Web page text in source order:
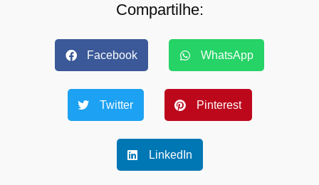
Compartilhe:
Facebook WhatsApp
Twitter Pinterest
LinkedIn